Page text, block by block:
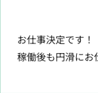
お仕事決定です！
稼働後も円滑にお